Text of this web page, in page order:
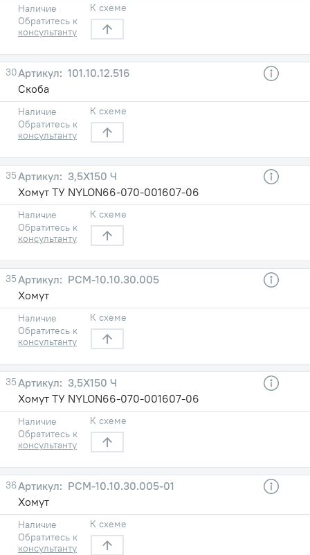
Наличие
Обратитесь к
консультанту
К схеме
30
101.10.12.516
Скоба
Наличие
Обратитесь к
консультанту
К схеме
35
3,5X150 Ч
Хомут ТУ NYLON66-070-001607-06
Наличие
Обратитесь к
консультанту
К схеме
35
РСМ-10.10.30.005
Хомут
Наличие
Обратитесь к
консультанту
К схеме
35
3,5X150 Ч
Хомут ТУ NYLON66-070-001607-06
Наличие
Обратитесь к
консультанту
К схеме
36
РСМ-10.10.30.005-01
Хомут
Наличие
Обратитесь к
консультанту
К схеме